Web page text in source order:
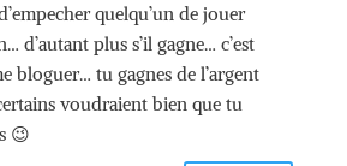
quelqu’un de jouer
d’autant plus s’il gagne… c’est
bloguer… tu gagnes de l’argent
voudraient bien que tu
😉